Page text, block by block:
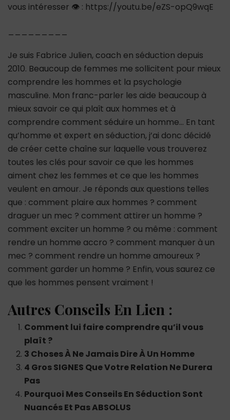
vous intéresser 👁 : https://youtu.be/eZS-opQ9wqE
Je suis Fabrice Julien, coach en séduction depuis
2010. Beaucoup de femmes me sollicitent pour mieux
comprendre les hommes et la psychologie
masculine. Mon franc-parler les aide beaucoup à
mieux savoir ce qui plaît aux hommes et à
comprendre comment séduire un homme… En tant
qu’homme et expert en séduction, j’ai donc décidé
de créer cette chaîne sur laquelle vous trouverez
toutes les clés pour savoir ce que les hommes
aiment chez les femmes et ce que les hommes
veulent en amour. Je réponds aux questions telles
que : comment plaire aux hommes ? comment
draguer un mec ? comment attirer un homme ?
comment exciter un homme ? ou même : comment
rendre un homme accro ? comment manquer à un
mec ? comment rendre un homme amoureux ?
comment garder un homme ? Enfin, vous saurez ce
que les hommes pensent vraiment !
Autres Conseils En Lien :
Comment lui faire comprendre qu’il vous
plaît ?
3 Choses À Ne Jamais Dire À Un Homme
4 Gros SIGNES Que Votre Relation Ne Durera
Pas
Pourquoi Mes Conseils En Séduction Sont
Nuancés Et Pas ABSOLUS